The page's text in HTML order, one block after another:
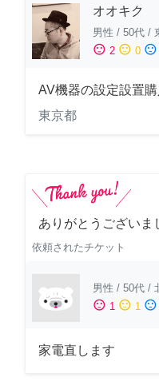
オオキク
男性 / 50代 /
sentiment_satisfied 2 sentiment_neutral 0 sentiment_dissatisfied
AV機器の設定設置
東京都
ありがとうございま
依頼されたチケット
男性 / 50代 /
sentiment_satisfied 1 sentiment_neutral 1 sentiment_dissatisfied
家電直します